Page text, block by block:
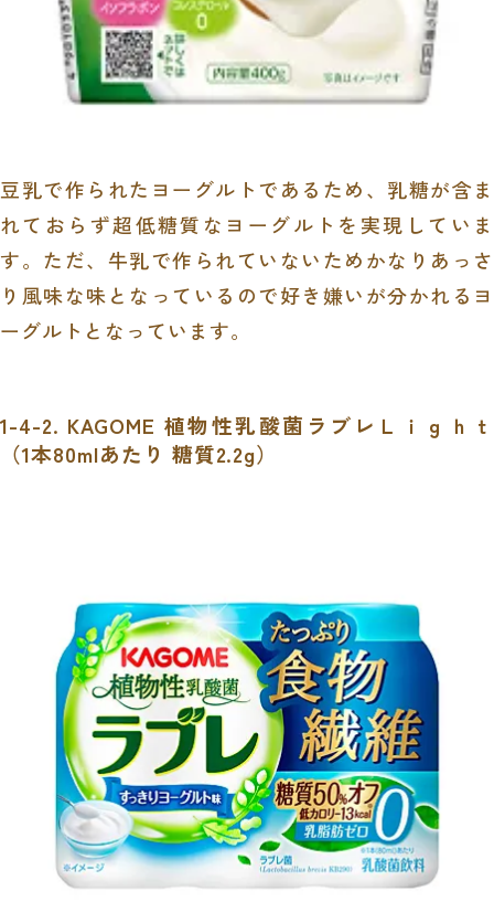
豆乳で作られたヨーグルトであるため、乳糖が含ま
れておらず超低糖質なヨーグルトを実現していま
す。ただ、牛乳で作られていないためかなりあっさ
り風味な味となっているので好き嫌いが分かれるヨ
ーグルトとなっています。
1-4-2. KAGOME 植物性乳酸菌ラブレＬｉｇｈｔ
（1本80mlあたり 糖質2.2g）